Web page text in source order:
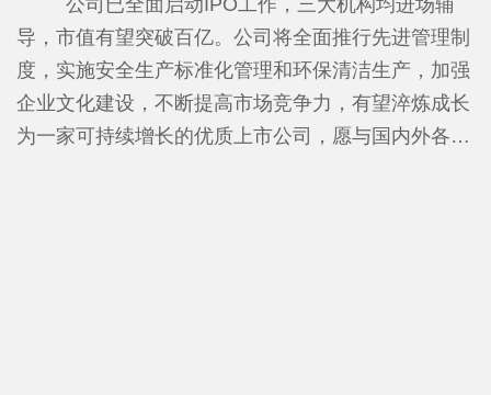
年产25000吨电子级氢氟酸生产线，达到了UPSSS标
准，产品质量在国内处于领先地位。项目建成投产后
金石氟业年销售收入将达到12亿元，年上缴税收1亿
元，项目全部达产后，年销售收入将达到30亿元，年
专利、83个实用新型专利。参与《化工设备安全管理
规范》及《高纯氟化铵溶液》两项国家标准的制定，
并已发布。
导，市值有望突破百亿。 公司将全面推行先进管理制
度，实施安全生产标准化管理和环保清洁生产，加强
企业文化建设，不断提高市场竞争力，有望淬炼成长
为一家可持续增长的优质上市公司，愿与国内外各界